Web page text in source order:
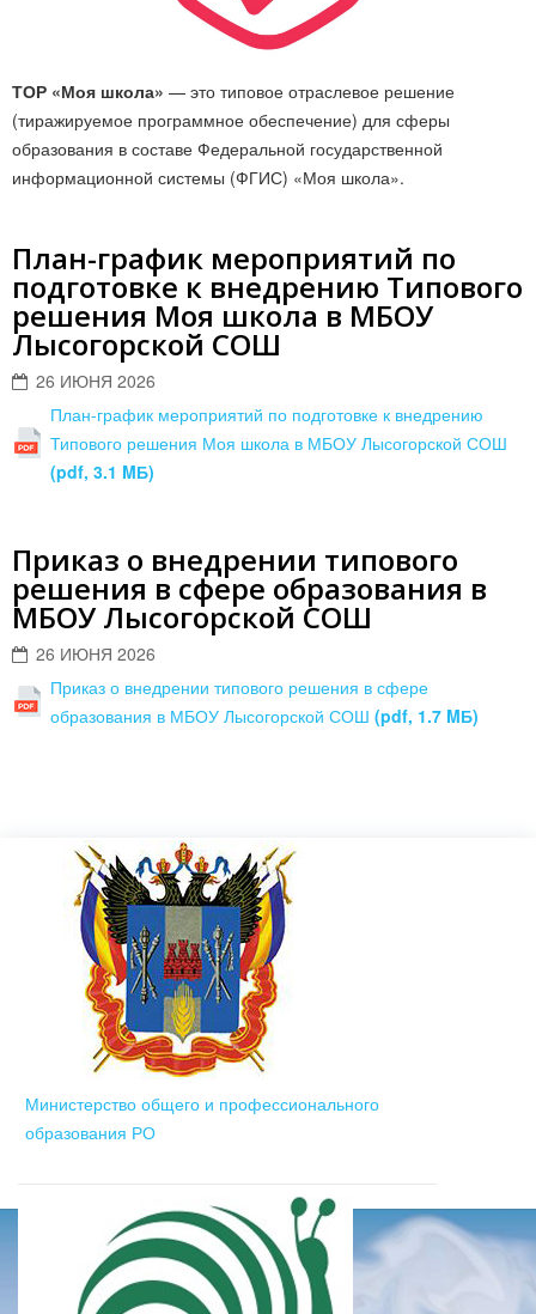
ТОР «Моя школа» — это типовое отраслевое решение
(тиражируемое программное обеспечение) для сферы
образования в составе Федеральной государственной
информационной системы (ФГИС) «Моя школа».
План-график мероприятий по
подготовке к внедрению Типового
решения Моя школа в МБОУ
Лысогорской СОШ
26 ИЮНЯ 2026
План-график мероприятий по подготовке к внедрению
Типового решения Моя школа в МБОУ Лысогорской СОШ
(pdf, 3.1 MБ)
Приказ о внедрении типового
решения в сфере образования в
МБОУ Лысогорской СОШ
26 ИЮНЯ 2026
Приказ о внедрении типового решения в сфере
образования в МБОУ Лысогорской СОШ (pdf, 1.7 MБ)
Министерство общего и профессионального
образования РО